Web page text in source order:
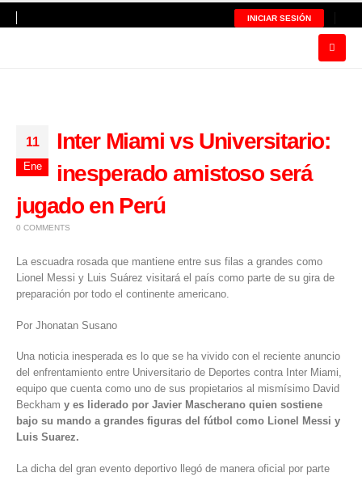
INICIAR SESIÓN
11
Ene
Inter Miami vs Universitario:
inesperado amistoso será
jugado en Perú
0 COMMENTS
La escuadra rosada que mantiene entre sus filas a grandes como
Lionel Messi y Luis Suárez visitará el país como parte de su gira de
preparación por todo el continente americano.
Por Jhonatan Susano
Una noticia inesperada es lo que se ha vivido con el reciente anuncio
del enfrentamiento entre Universitario de Deportes contra Inter Miami,
equipo que cuenta como uno de sus propietarios al mismísimo David
Beckham y es liderado por Javier Mascherano quien sostiene
bajo su mando a grandes figuras del fútbol como Lionel Messi y
Luis Suarez.
La dicha del gran evento deportivo llegó de manera oficial por parte